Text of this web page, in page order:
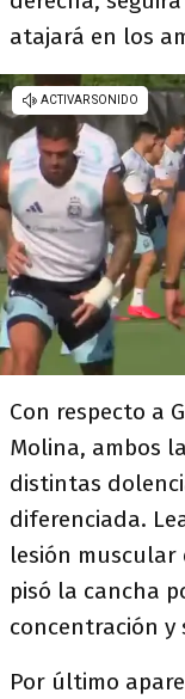
atajará en los
Con respecto a
Molina, ambos
distintas
diferenciada.
lesión
pisó la cancha
concentración y
Por último